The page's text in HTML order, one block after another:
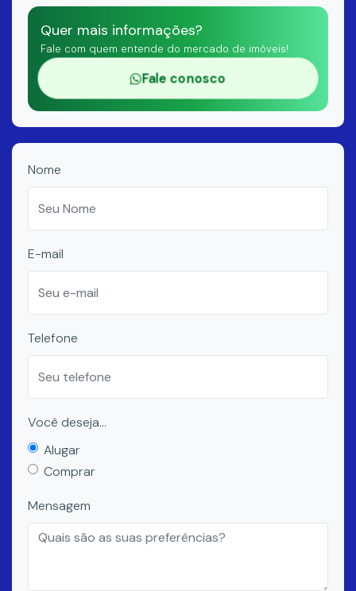
Quer mais informações?
Fale com quem entende do mercado de imóveis!
Fale conosco
Nome
E-mail
Telefone
Você deseja...
Alugar
Comprar
Mensagem